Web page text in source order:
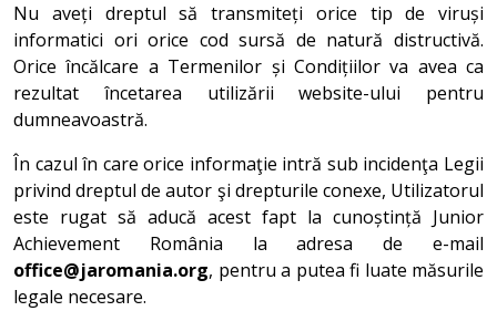
Nu aveți dreptul să transmiteți orice tip de viruși
informatici ori orice cod sursă de natură distructivă.
Orice încălcare a Termenilor și Condițiilor va avea ca
rezultat încetarea utilizării website-ului pentru
dumneavoastră.
În cazul în care orice informaţie intră sub incidenţa Legii
privind dreptul de autor şi drepturile conexe, Utilizatorul
este rugat să aducă acest fapt la cunoștință Junior
Achievement România la adresa de e-mail
office@jaromania.org, pentru a putea fi luate măsurile
legale necesare.